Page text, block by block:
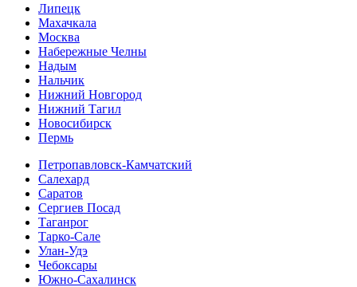
Липецк
Махачкала
Москва
Набережные Челны
Надым
Нальчик
Нижний Новгород
Нижний Тагил
Новосибирск
Пермь
Петропавловск-Камчатский
Салехард
Саратов
Сергиев Посад
Таганрог
Тарко-Сале
Улан-Удэ
Чебоксары
Южно-Сахалинск